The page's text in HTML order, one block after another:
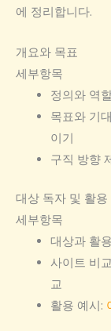
에 정리합니다.
개요와 목표
세부항목
정의와 역
목표와 기
이기
구직 방향
대상 독자 및 활용
세부항목
대상과 활
사이트 비
교
활용 예시: